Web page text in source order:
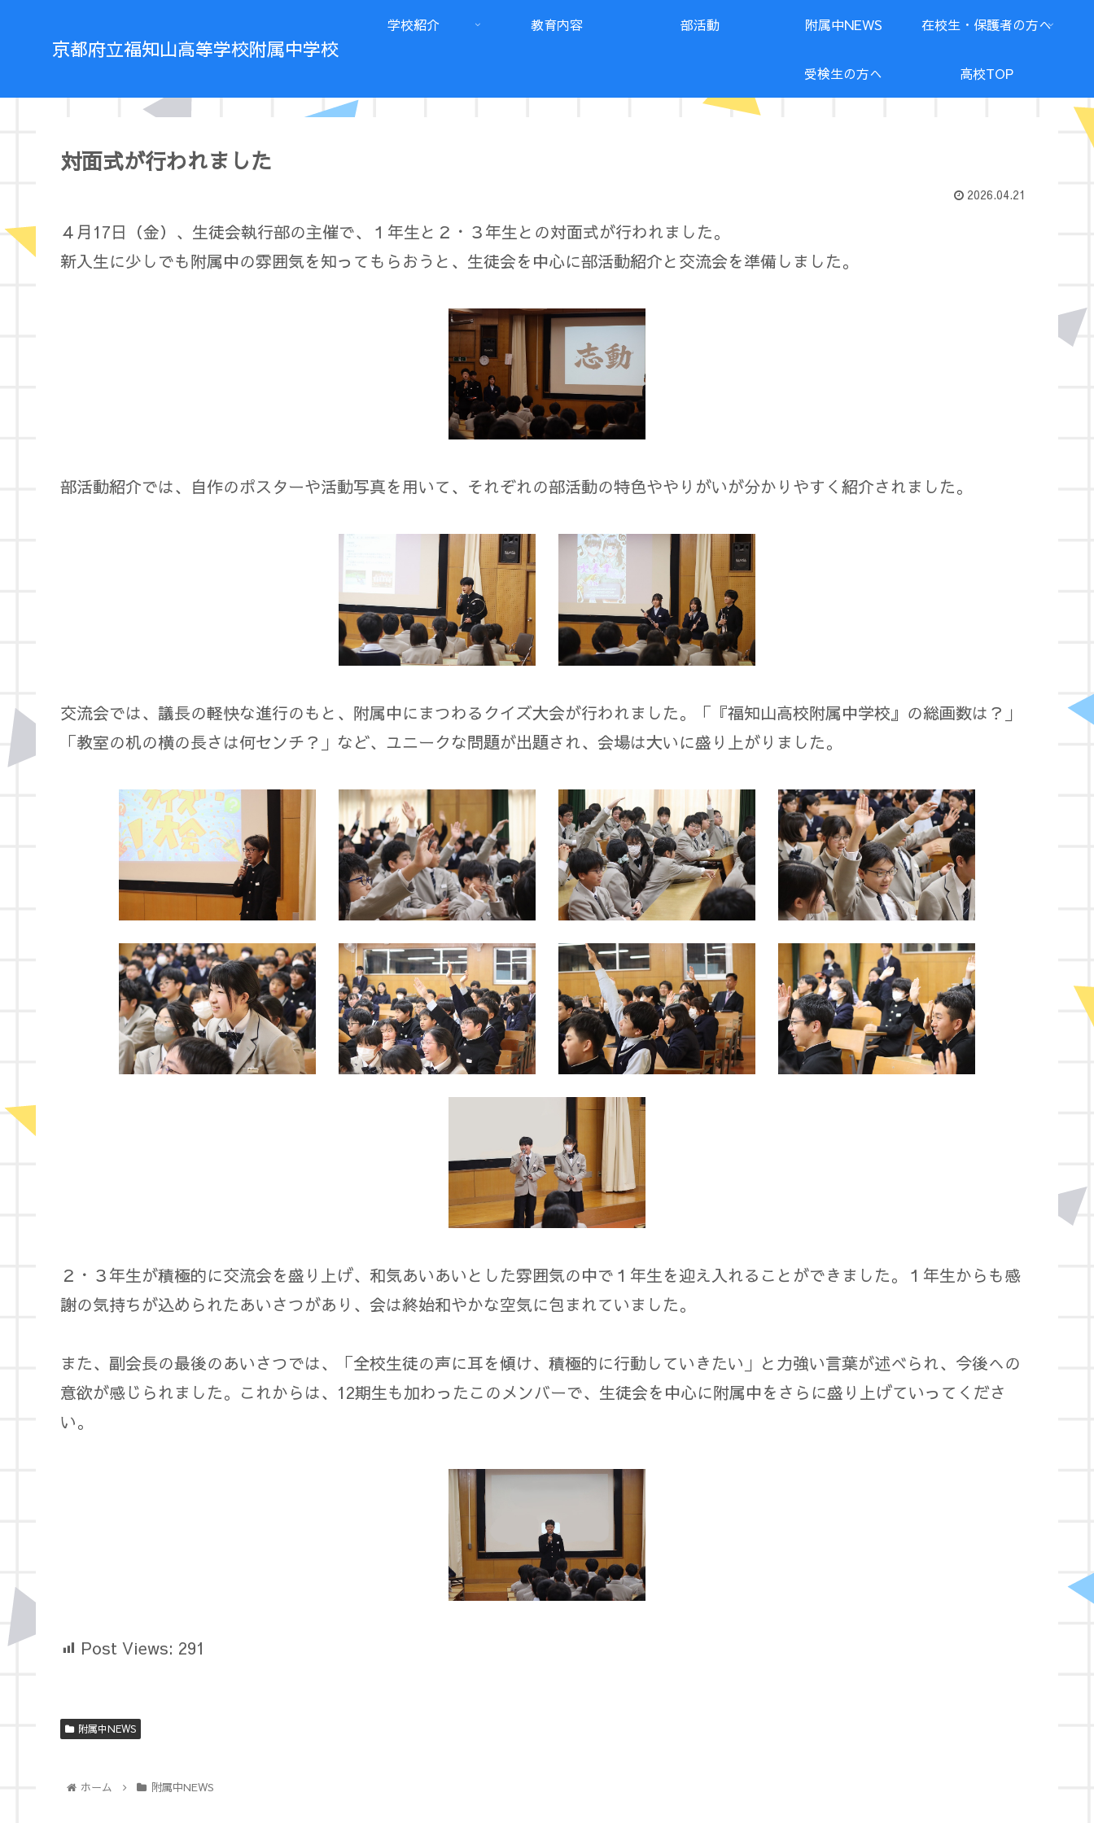
京都府立福知山高等学校附属中学校
学校紹介 教育内容 部活動 附属中NEWS 在校生・保護者の方へ
受検生の方へ 高校TOP
対面式が行われました
2026.04.21
４月17日（金）、生徒会執行部の主催で、１年生と２・３年生との対面式が行われました。
新入生に少しでも附属中の雰囲気を知ってもらおうと、生徒会を中心に部活動紹介と交流会を準備しました。
部活動紹介では、自作のポスターや活動写真を用いて、それぞれの部活動の特色ややりがいが分かりやすく紹介されました。
交流会では、議長の軽快な進行のもと、附属中にまつわるクイズ大会が行われました。「『福知山高校附属中学校』の総画数は？」
「教室の机の横の長さは何センチ？」など、ユニークな問題が出題され、会場は大いに盛り上がりました。
２・３年生が積極的に交流会を盛り上げ、和気あいあいとした雰囲気の中で１年生を迎え入れることができました。１年生からも感
謝の気持ちが込められたあいさつがあり、会は終始和やかな空気に包まれていました。
また、副会長の最後のあいさつでは、「全校生徒の声に耳を傾け、積極的に行動していきたい」と力強い言葉が述べられ、今後への
意欲が感じられました。これからは、12期生も加わったこのメンバーで、生徒会を中心に附属中をさらに盛り上げていってくださ
い。
Post Views: 291
附属中NEWS
ホーム 附属中NEWS